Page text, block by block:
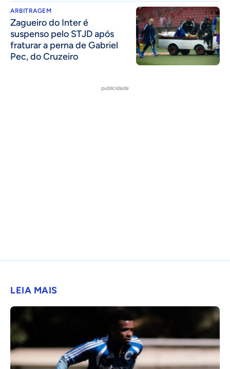
ARBITRAGEM
Zagueiro do Inter é
suspenso pelo STJD após
fraturar a perna de Gabriel
Pec, do Cruzeiro
publicidade
LEIA MAIS